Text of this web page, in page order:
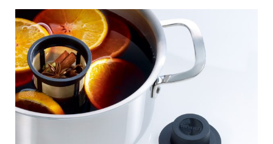
VIDEOS
IDIOMAS